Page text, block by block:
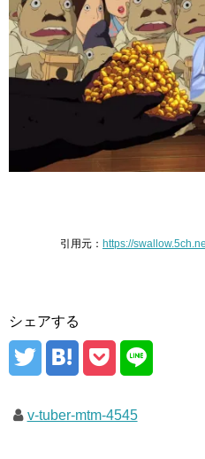
引用元： https://
シェアする
v-tuber-mtm-4545